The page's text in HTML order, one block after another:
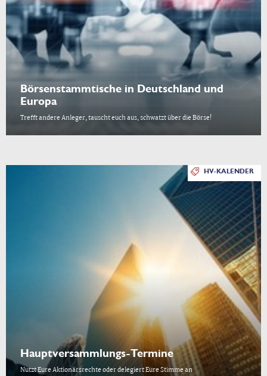
Börsenstammtische in Deutschland und
Europa
Trefft andere Anleger, tauscht euch aus, schwatzt über die Börse!
HV-KALENDER
Hauptversammlungs-Termine
Nutzt Eure Aktionärsrechte oder delegiert Eure Stimme an